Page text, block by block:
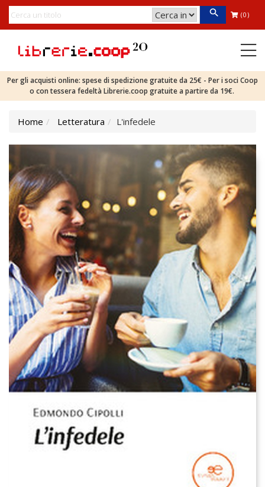
(0)
Per gli acquisti online: spese di spedizione gratuite da 25€ - Per i soci Coop
o con tessera fedeltà Librerie.coop gratuite a partire da 19€.
Home Letteratura L'infedele